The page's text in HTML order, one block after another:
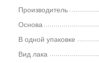
Производитель
Основа
В одной упаковке
Вид лака